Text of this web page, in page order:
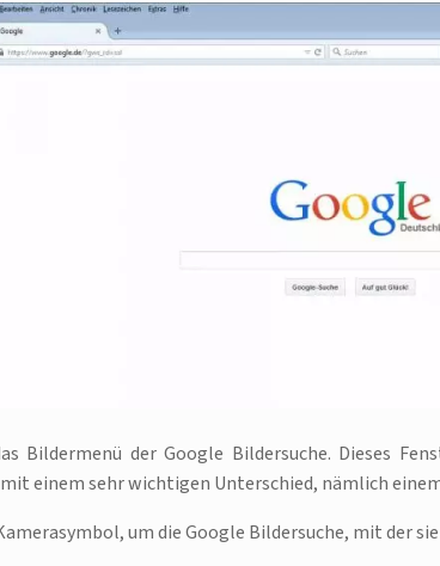
Bildermenü der Google Bildersuche. Dieses
einem sehr wichtigen Unterschied, nämlich
um die Google Bildersuche, mit der